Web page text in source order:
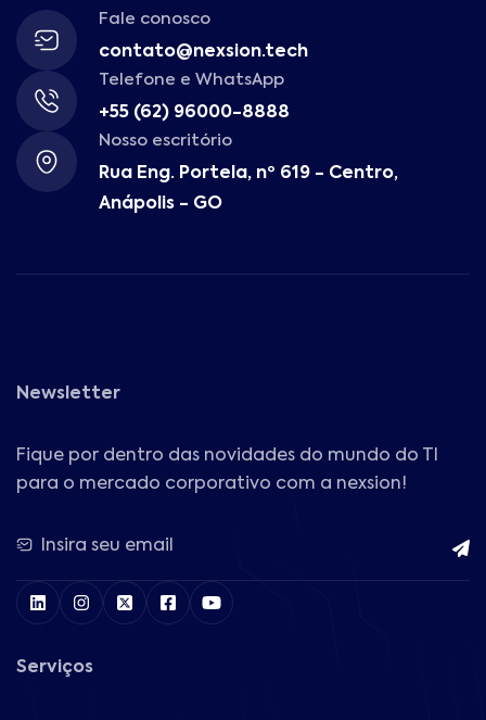
Fale conosco
contato@nexsion.tech
Telefone e WhatsApp
+55 (62) 96000-8888
Nosso escritório
Rua Eng. Portela, nº 619 - Centro,
Anápolis - GO
Newsletter
Fique por dentro das novidades do mundo do TI
para o mercado corporativo com a nexsion!
Serviços